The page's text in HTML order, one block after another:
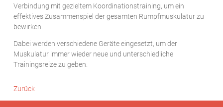
Verbindung mit gezieltem Koordinationstraining, um ein
effektives Zusammenspiel der gesamten Rumpfmuskulatur zu
bewirken.
Dabei werden verschiedene Geräte eingesetzt, um der
Muskulatur immer wieder neue und unterschiedliche
Trainingsreize zu geben.
Zurück